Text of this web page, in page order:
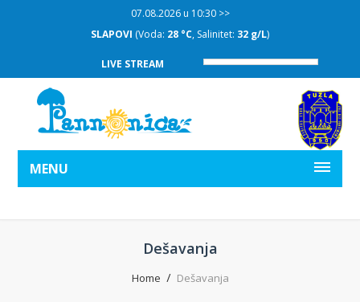
07.08.2026 u 10:30 >>
SLAPOVI (Voda: 28 °C, Salinitet: 32 g/L)
LIVE STREAM
MENU
Dešavanja
Home Dešavanja